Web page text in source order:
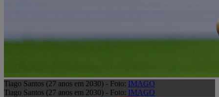
Tiago Santos (27 anos em 2030) - Foto: IMAGO
Tiago Santos (27 anos em 2030) - Foto: IMAGO